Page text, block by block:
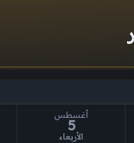
أغسطس
5
الأربعاء